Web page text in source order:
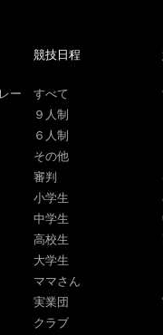
ー
競技日程
すべて
９人制
６人制
その他
審判
小学生
中学生
高校生
大学生
ママさん
実業団
クラブ